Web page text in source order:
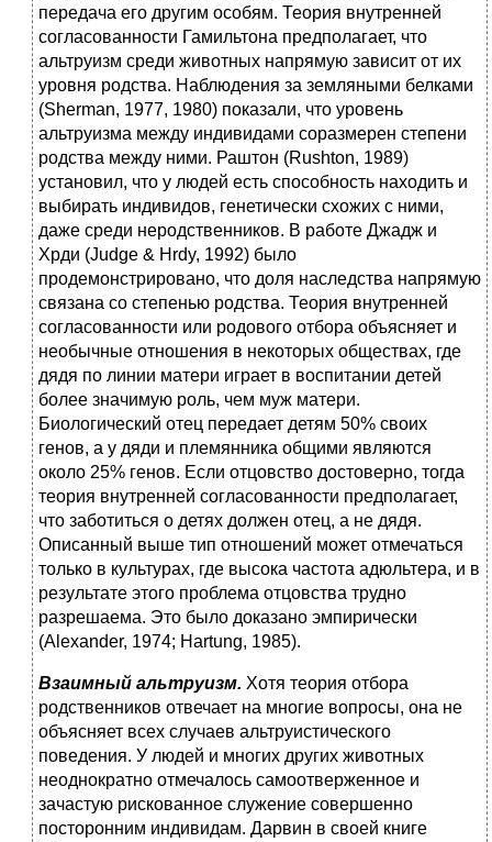
передача его другим особям. Теория внутренней
согласованности Гамильтона предполагает, что
альтруизм среди животных напрямую зависит от их
уровня родства. Наблюдения за земляными белками
(Sherman, 1977, 1980) показали, что уровень
альтруизма между индивидами соразмерен степени
родства между ними. Раштон (Rushton, 1989)
установил, что у людей есть способность находить и
выбирать индивидов, генетически схожих с ними,
даже среди неродственников. В работе Джадж и
Хрди (Judge & Hrdy, 1992) было
продемонстрировано, что доля наследства напрямую
связана со степенью родства. Теория внутренней
согласованности или родового отбора объясняет и
необычные отношения в некоторых обществах, где
дядя по линии матери играет в воспитании детей
более значимую роль, чем муж матери.
Биологический отец передает детям 50% своих
генов, а у дяди и племянника общими являются
около 25% генов. Если отцовство достоверно, тогда
теория внутренней согласованности предполагает,
что заботиться о детях должен отец, а не дядя.
Описанный выше тип отношений может отмечаться
только в культурах, где высока частота адюльтера, и в
результате этого проблема отцовства трудно
разрешаема. Это было доказано эмпирически
(Alexander, 1974; Hartung, 1985).
Взаимный альтруизм. Хотя теория отбора
родственников отвечает на многие вопросы, она не
объясняет всех случаев альтруистического
поведения. У людей и многих других животных
неоднократно отмечалось самоотверженное и
зачастую рискованное служение совершенно
посторонним индивидам. Дарвин в своей книге